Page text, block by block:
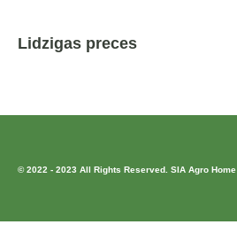
Lidzigas preces
© 2022 - 2023 All Rights Reserved. SIA Agro Home